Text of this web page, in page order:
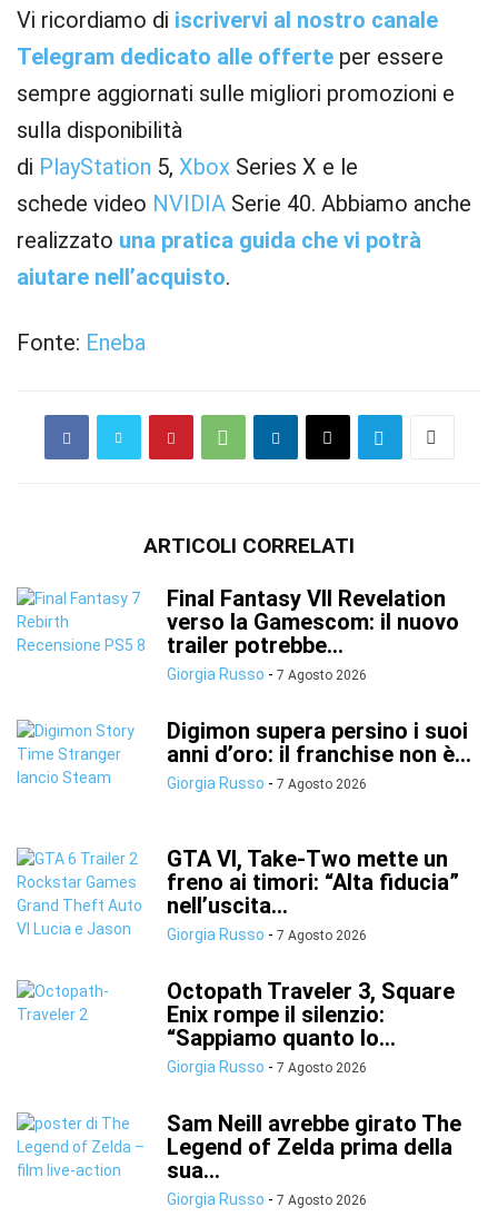
Vi ricordiamo di iscrivervi al nostro canale
Telegram dedicato alle offerte per essere
sempre aggiornati sulle migliori promozioni e
sulla disponibilità
di PlayStation 5, Xbox Series X e le
schede video NVIDIA Serie 40. Abbiamo anche
realizzato una pratica guida che vi potrà
aiutare nell’acquisto.
Fonte: Eneba
ARTICOLI CORRELATI
Final Fantasy VII Revelation
verso la Gamescom: il nuovo
trailer potrebbe...
Giorgia Russo - 7 Agosto 2026
Digimon supera persino i suoi
anni d’oro: il franchise non è...
Giorgia Russo - 7 Agosto 2026
GTA VI, Take-Two mette un
freno ai timori: “Alta fiducia”
nell’uscita...
Giorgia Russo - 7 Agosto 2026
Octopath Traveler 3, Square
Enix rompe il silenzio:
“Sappiamo quanto lo...
Giorgia Russo - 7 Agosto 2026
Sam Neill avrebbe girato The
Legend of Zelda prima della
sua...
Giorgia Russo - 7 Agosto 2026